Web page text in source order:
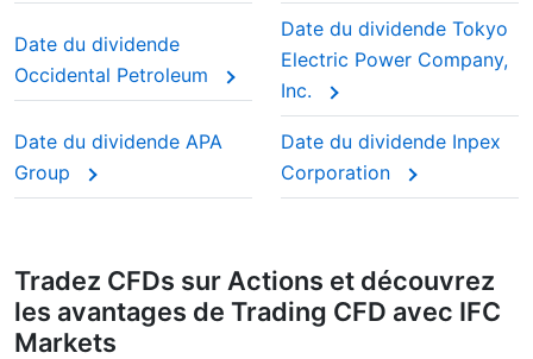
nouvelles puces et le développement de l'IA) que sur le
versement d'argent liquide.
Néanmoins, pour les investisseurs à long terme ou
toute personne intéressée par un revenu régulier, le
suivi de la date du dividende 0291 peut aider à planifier
les transactions et à comprendre quand les rendements
arrivent.
dividendes » car les investisseurs leur font
confiance pour continuer à payer année après
année.
dividende vous est déduit.
Cet ajustement garantit que le prix du CFD reflète
la valeur marchande réelle de l'action, comme si
vous déteniez les actions réelles.
Date du dividende
Occidental Petroleum
Date du dividende Tokyo
Electric Power Company,
Inc.
Date du dividende APA
Group
Date du dividende Inpex
Corporation
Tradez CFDs sur Actions et découvrez
les avantages de Trading CFD avec IFC
Markets